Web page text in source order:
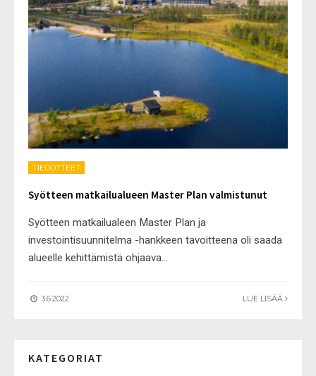
TIEDOTTEET
Syötteen matkailualueen Master Plan valmistunut
Syötteen matkailualeen Master Plan ja
investointisuunnitelma -hankkeen tavoitteena oli saada
alueelle kehittämistä ohjaava
3.6.2022 LUE LISÄÄ
KATEGORIAT